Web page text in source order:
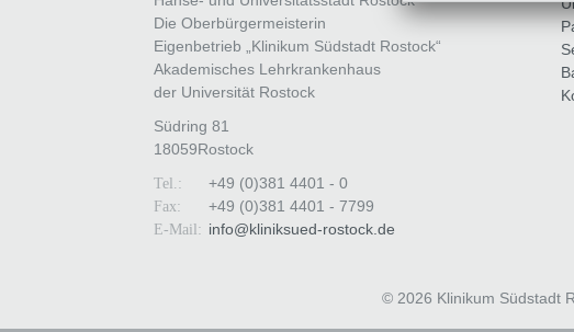
Die Oberbürgermeisterin
Eigenbetrieb „Klinikum Südstadt Rostock“
Akademisches Lehrkrankenhaus
der Universität Rostock
Südring 81
18059Rostock
Tel.: +49 (0)381 4401 - 0
Fax: +49 (0)381 4401 - 7799
E-Mail: info@kliniksued-rostock de
© 2026 Klinikum Südstadt